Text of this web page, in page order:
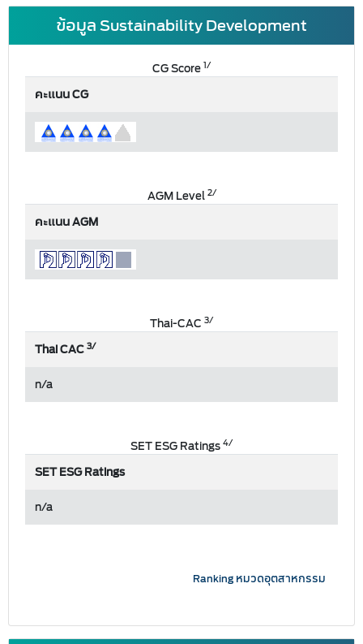
ข้อมูล Sustainability Development
CG Score1/
คะแนน CG
AGM Level2/
คะแนน AGM
Thai-CAC 3/
Thai CAC3/
n/a
SET ESG Ratings4/
SET ESG Ratings
n/a
Ranking หมวดอุตสาหกรรม